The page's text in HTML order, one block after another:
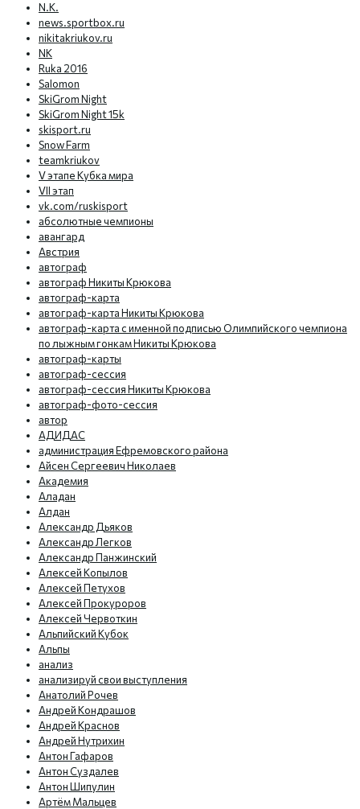
N.K.
news.sportbox.ru
nikitakriukov.ru
NK
Ruka 2016
Salomon
SkiGrom Night
SkiGrom Night 15k
skisport.ru
Snow Farm
teamkriukov
V этапе Кубка мира
VII этап
vk.com/ruskisport
абсолютные чемпионы
авангард
Австрия
автограф
автограф Никиты Крюкова
автограф-карта
автограф-карта Никиты Крюкова
автограф-карта с именной подписью Олимпийского чемпиона
по лыжным гонкам Никиты Крюкова
автограф-карты
автограф-сессия
автограф-сессия Никиты Крюкова
автограф-фото-сессия
автор
АДИДАС
администрация Ефремовского района
Айсен Сергеевич Николаев
Академия
Аладан
Алдан
Александр Дьяков
Александр Легков
Александр Панжинский
Алексей Копылов
Алексей Петухов
Алексей Прокуроров
Алексей Червоткин
Альпийский Кубок
Альпы
анализ
анализируй свои выступления
Анатолий Рочев
Андрей Кондрашов
Андрей Краснов
Андрей Нутрихин
Антон Гафаров
Антон Суздалев
Антон Шипулин
Артём Мальцев